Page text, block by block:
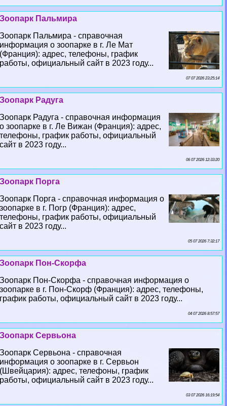
Зоопарк Пальмира
Зоопарк Пальмира - справочная
информация о зоопарке в г. Ле Мат
(Франция): адрес, телефоны, график
работы, официальный сайт в 2023 году...
07 07 2026 23:25:14
Зоопарк Радуга
Зоопарк Радуга - справочная информация
о зоопарке в г. Ле Вижан (Франция): адрес,
телефоны, график работы, официальный
сайт в 2023 году...
06 07 2026 12:33:20
Зоопарк Порга
Зоопарк Порга - справочная информация о
зоопарке в г. Погр (Франция): адрес,
телефоны, график работы, официальный
сайт в 2023 году...
05 07 2026 7:32:17
Зоопарк Пон-Скорфа
Зоопарк Пон-Скорфа - справочная информация о
зоопарке в г. Пон-Скорф (Франция): адрес, телефоны,
график работы, официальный сайт в 2023 году...
04 07 2026 8:57:57
Зоопарк Сервьона
Зоопарк Сервьона - справочная
информация о зоопарке в г. Сервьон
(Швейцария): адрес, телефоны, график
работы, официальный сайт в 2023 году...
03 07 2026 16:19:54